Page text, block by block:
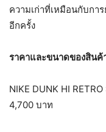
ความเก่าที่เหมือนกับกา
อีกครั้ง
ราคาและขนาดของสินค้
NIKE DUNK HI
4,700 บาท